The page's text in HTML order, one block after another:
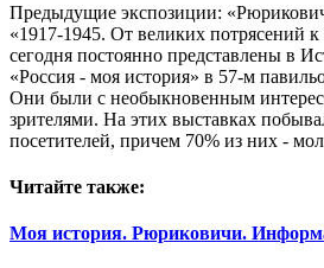
Предыдущие экспозиции:
«1917-1945. От великих потрясений
сегодня постоянно представлены в
«Россия - моя история» в 57-м
Они были с необыкновенным
зрителями. На этих выставках
посетителей, причем 70% из них -
Читайте также:
Моя история. Рюриковичи.